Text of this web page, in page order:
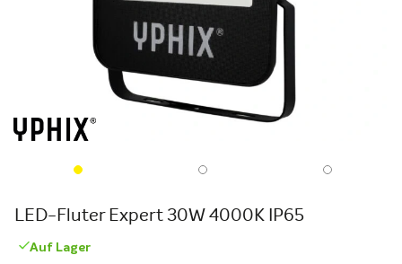
LED-Fluter Expert 30W 4000K IP65
Auf Lager